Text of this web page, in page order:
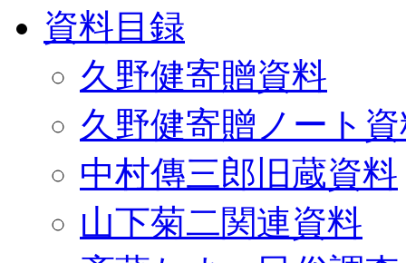
資料目録
久野健寄贈資料
久野健寄贈ノート
中村傳三郎旧蔵資料
山下菊二関連資料